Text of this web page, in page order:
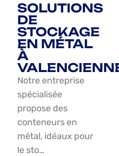
SOLUTIONS
DE
STOCKAGE
EN MÉTAL
À
Notre entreprise
spécialisée
propose des
conteneurs en
métal, idéaux pour
le sto…